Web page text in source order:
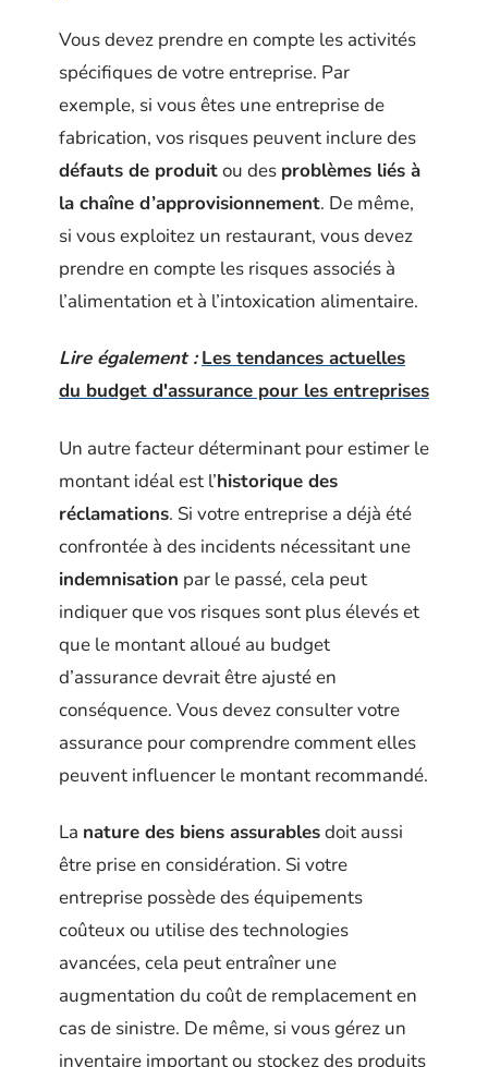
Vous devez prendre en compte les activités
spécifiques de votre entreprise. Par
exemple, si vous êtes une entreprise de
fabrication, vos risques peuvent inclure des
défauts de produitou des problèmes liés à
la chaîne d’approvisionnement. De même,
si vous exploitez un restaurant, vous devez
prendre en compte les risques associés à
l’alimentation et à l’intoxication alimentaire.
Lire également : Les tendances actuelles
du budget d'assurance pour les entreprises
Un autre facteur déterminant pour estimer le
montant idéal est l’historique des
réclamations. Si votre entreprise a déjà été
confrontée à des incidents nécessitant une
indemnisation par le passé, cela peut
indiquer que vos risques sont plus élevés et
que le montant alloué au budget
d’assurance devrait être ajusté en
conséquence. Vous devez consulter votre
assurance pour comprendre comment elles
peuvent influencer le montant recommandé.
La nature des biens assurablesdoit aussi
être prise en considération. Si votre
entreprise possède des équipements
coûteux ou utilise des technologies
avancées, cela peut entraîner une
augmentation du coût de remplacement en
cas de sinistre. De même, si vous gérez un
inventaire important ou stockez des produits